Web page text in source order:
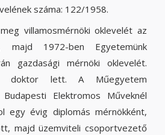
száma: 122/1958.
villamosmérnöki oklevelét az
majd 1972-ben Egyetemünk
gazdasági mérnöki oklevelét.
doktor lett. A Műegyetem
Elektromos Műveknél
egy évig diplomás mérnökként,
majd üzemviteli csoportvezető